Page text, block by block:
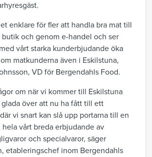
enklare för fler att handla bra mat till
och genom e-handel och ser
vårt starka kunderbjudande öka
matkunderna även i Eskilstuna,
VD för Bergendahls Food.
om när vi kommer till Eskilstuna
över att nu ha fått till ett
vi snart kan slå upp portarna till en
vårt breda erbjudande av
och specialvaror, säger
etableringschef inom Bergendahls